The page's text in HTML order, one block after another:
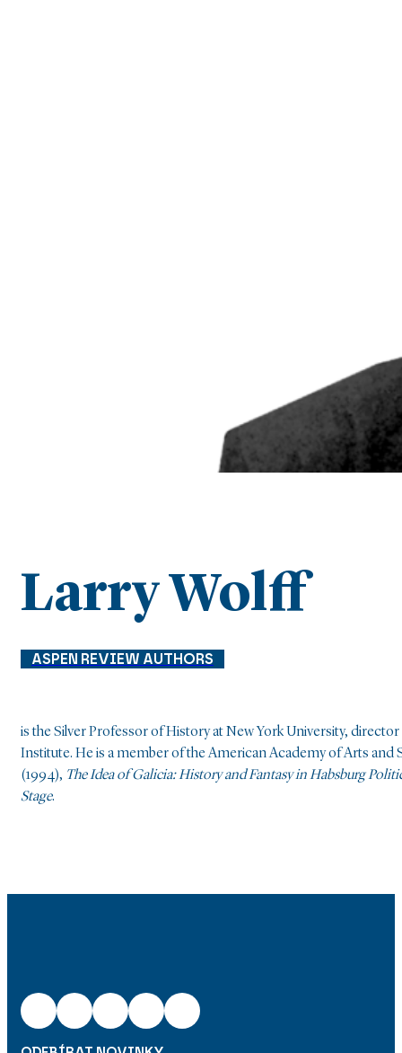
Larry Wolff
ASPEN REVIEW AUTHORS
is the Silver Professor of History at New York University,
Institute. He is a member of the American Academy of Arts and
(1994), The Idea of Galicia: History and Fantasy in Habsburg
Stage.